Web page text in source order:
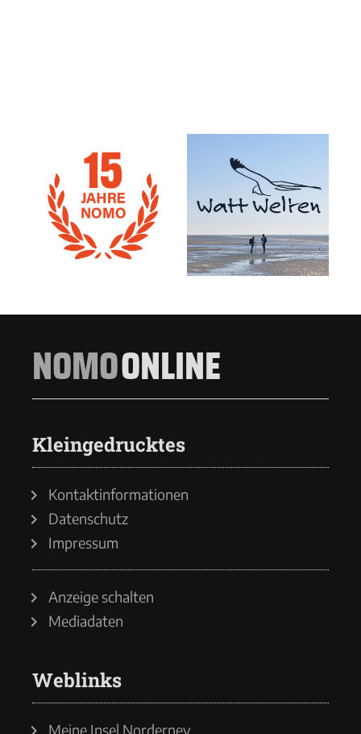
NOMOONLINE
Kleingedrucktes
Kontaktinformationen
Datenschutz
Impressum
Anzeige schalten
Mediadaten
Weblinks
Meine Insel Norderney